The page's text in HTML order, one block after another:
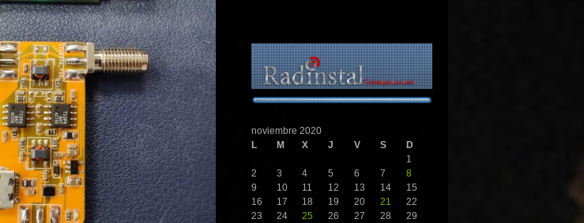
noviembre 2020
L
M X J V S
D
1
2
3 4 5 6 7
8
9
10 11 12 13 14
15
16
17 18 19 20 21
22
23
24 25 26 27 28
29